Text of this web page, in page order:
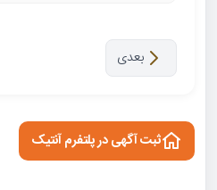
بعدی
ثبت آگهی در پلتفرم آنتیک